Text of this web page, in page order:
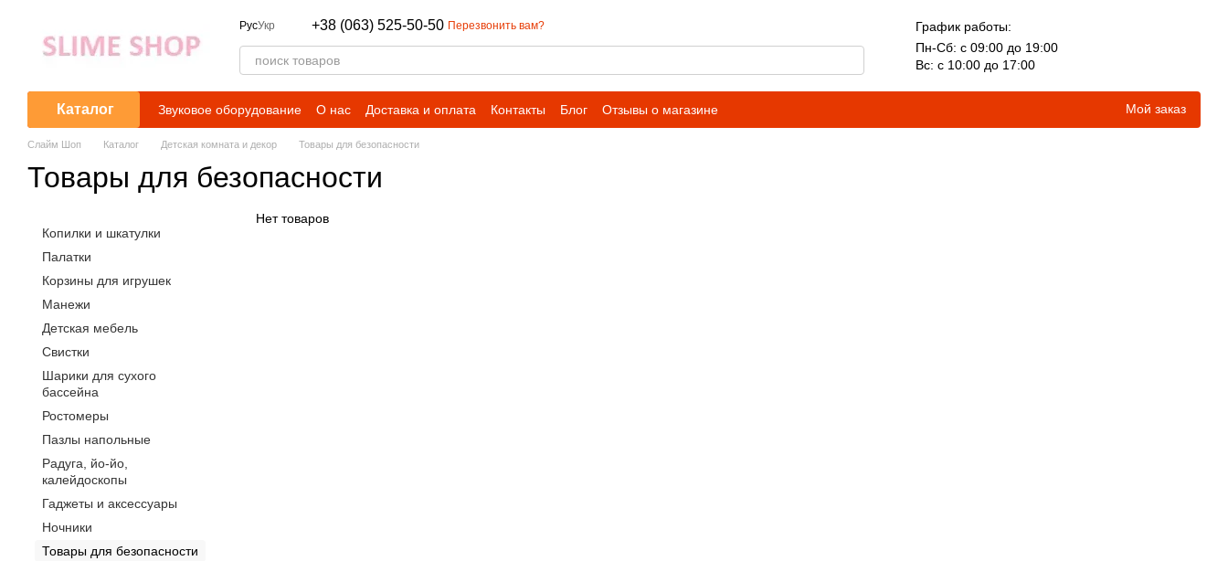
РусУкр +38 (063) 525-50-50 Перезвонить вам?
График работы:
Пн-Сб: с 09:00 до 19:00
Вс: с 10:00 до 17:00
Каталог Звуковое оборудование О нас Доставка и оплата Контакты Блог Отзывы о магазине Мой заказ
Слайм Шоп Каталог Детская комната и декор Товары для безопасности
Товары для безопасности
Нет товаров
Копилки и шкатулки
Палатки
Корзины для игрушек
Манежи
Детская мебель
Свистки
Шарики для сухого
бассейна
Ростомеры
Пазлы напольные
Радуга, йо-йо,
калейдоскопы
Гаджеты и аксессуары
Ночники
Товары для безопасности